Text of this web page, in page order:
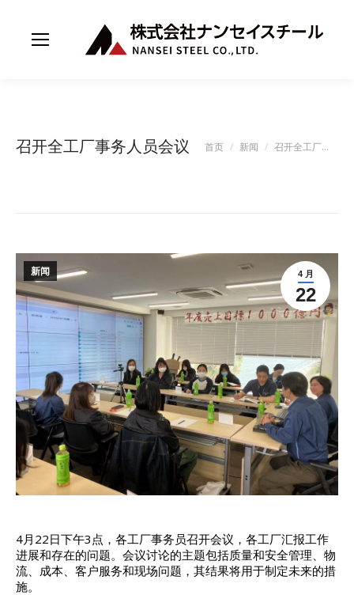
召开全工厂事务人员会议 您在这里：
首页 新闻 召开全工厂…
4 月
22
新闻
4月22日下午3点，各工厂事务员召开会议，各工厂汇报工作
进展和存在的问题。会议讨论的主题包括质量和安全管理、物
流、成本、客户服务和现场问题，其结果将用于制定未来的措
施。